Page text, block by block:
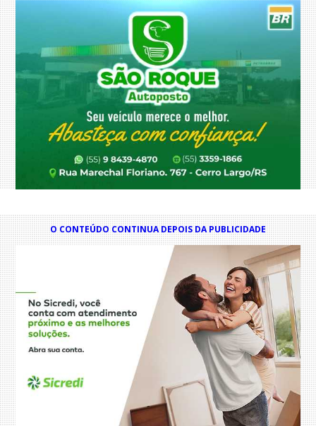
O CONTEÚDO CONTINUA DEPOIS DA PUBLICIDADE